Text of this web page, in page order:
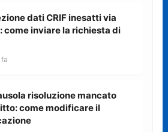
dati CRIF inesatti via
come inviare la richiesta di
risoluzione mancato
come modificare il